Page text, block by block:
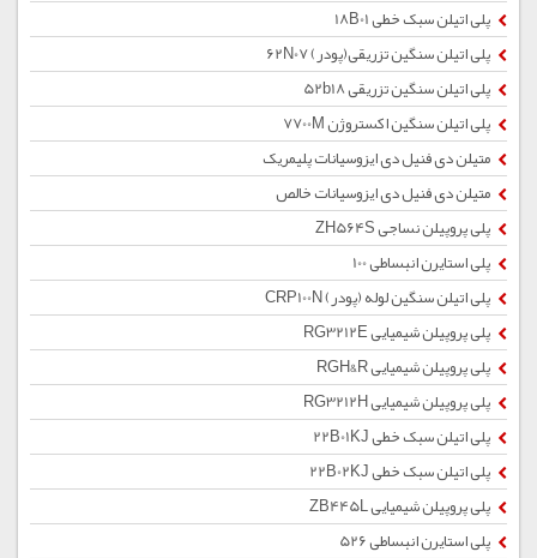
پلی اتیلن سبک خطی 18B01
پلی اتیلن سنگین تزریقی(پودر) 62N07
پلی اتیلن سنگین تزریقی 52b18
پلی اتیلن سنگین اکستروژن 7700M
متیلن دی فنیل دی ایزوسیانات پلیمریک
متیلن دی فنیل دی ایزوسیانات خالص
پلی پروپیلن نساجی ZH564S
پلی استایرن انبساطی 100
پلی اتیلن سنگین لوله (پودر) CRP100N
پلی پروپیلن شیمیایی RG3212E
پلی پروپیلن شیمیایی RGH&R
پلی پروپیلن شیمیایی RG3212H
پلی اتیلن سبک خطی 22B01KJ
پلی اتیلن سبک خطی 22B02KJ
پلی پروپیلن شیمیایی ZB445L
پلی استایرن انبساطی 526